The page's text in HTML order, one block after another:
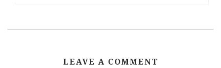
LEAVE A COMMENT